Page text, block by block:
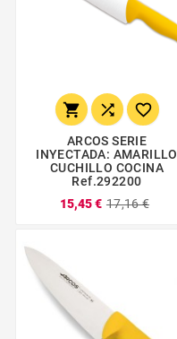
  
ARCOS SERIE
INYECTADA: AMARILLO
CUCHILLO COCINA
Ref.292200
15,45 € 17,16 €